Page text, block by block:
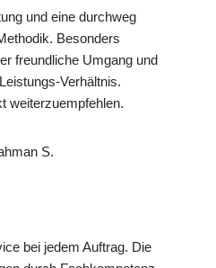
und eine durchweg
Besonders
freundliche Umgang und
Verhältnis.
weiterzuempfehlen.
S.
bei jedem Auftrag. Die